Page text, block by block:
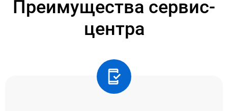
Преимущества сервис-
центра